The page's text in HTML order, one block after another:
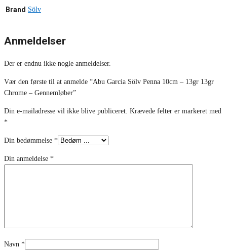
Brand Sölv
Anmeldelser
Der er endnu ikke nogle anmeldelser.
Vær den første til at anmelde “Abu Garcia Sölv Penna 10cm – 13gr 13gr
Chrome – Gennemløber”
Din e-mailadresse vil ikke blive publiceret. Krævede felter er markeret med
*
Din bedømmelse *
Din anmeldelse *
Navn *